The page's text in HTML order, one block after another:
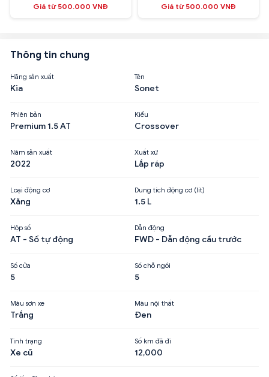
Giá từ 500.000 VNĐ
Giá từ 500.000 VNĐ
Thông tin chung
Hãng sản xuất
Kia
Tên
Sonet
Phiên bản
Premium 1.5 AT
Kiểu
Crossover
Năm sản xuất
2022
Xuất xứ
Lắp ráp
Loại động cơ
Xăng
Dung tích động cơ (lít)
1.5 L
Hộp số
AT - Số tự động
Dẫn động
FWD - Dẫn động cầu trước
Số cửa
5
Số chỗ ngồi
5
Màu sơn xe
Trắng
Màu nội thất
Đen
Tình trạng
Xe cũ
Số km đã đi
12,000